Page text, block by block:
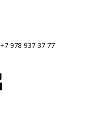
+7 978 937 37 77